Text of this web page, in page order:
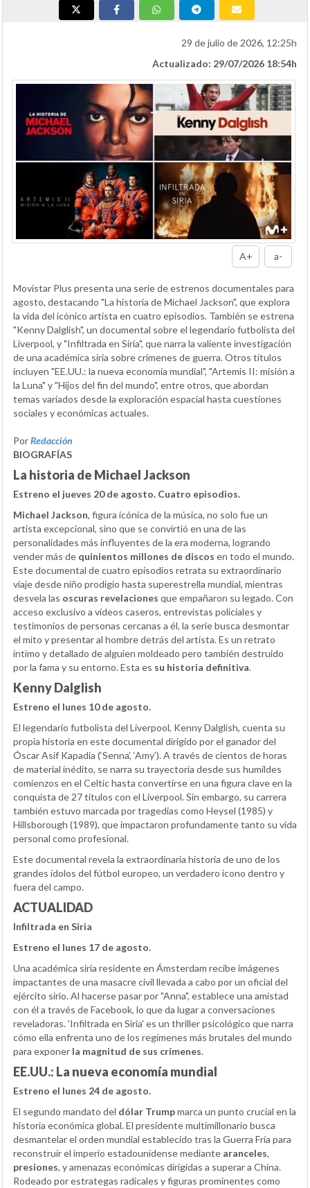
29 de julio de 2026, 12:25h
Actualizado: 29/07/2026 18:54h
A+ a-
Movistar Plus presenta una serie de estrenos documentales para
agosto, destacando "La historia de Michael Jackson", que explora
la vida del icónico artista en cuatro episodios. También se estrena
"Kenny Dalglish", un documental sobre el legendario futbolista del
Liverpool, y "Infiltrada en Siria", que narra la valiente investigación
de una académica siria sobre crímenes de guerra. Otros títulos
incluyen "EE.UU.: la nueva economía mundial", "Artemis II: misión a
la Luna" y "Hijos del fin del mundo", entre otros, que abordan
temas variados desde la exploración espacial hasta cuestiones
sociales y económicas actuales.
PorRedacción
BIOGRAFÍAS
La historia de Michael Jackson
Estreno el jueves 20 de agosto. Cuatro episodios.
Michael Jackson, figura icónica de la música, no solo fue un
artista excepcional, sino que se convirtió en una de las
personalidades más influyentes de la era moderna, logrando
vender más de quinientos millones de discos en todo el mundo.
Este documental de cuatro episodios retrata su extraordinario
viaje desde niño prodigio hasta superestrella mundial, mientras
desvela las oscuras revelaciones que empañaron su legado. Con
acceso exclusivo a vídeos caseros, entrevistas policiales y
testimonios de personas cercanas a él, la serie busca desmontar
el mito y presentar al hombre detrás del artista. Es un retrato
íntimo y detallado de alguien moldeado pero también destruido
por la fama y su entorno. Esta es su historia definitiva.
Kenny Dalglish
Estreno el lunes 10 de agosto.
El legendario futbolista del Liverpool, Kenny Dalglish, cuenta su
propia historia en este documental dirigido por el ganador del
Óscar Asif Kapadia (‘Senna’, ‘Amy’). A través de cientos de horas
de material inédito, se narra su trayectoria desde sus humildes
comienzos en el Celtic hasta convertirse en una figura clave en la
conquista de 27 títulos con el Liverpool. Sin embargo, su carrera
también estuvo marcada por tragedias como Heysel (1985) y
Hillsborough (1989), que impactaron profundamente tanto su vida
personal como profesional.
Este documental revela la extraordinaria historia de uno de los
grandes ídolos del fútbol europeo, un verdadero icono dentro y
fuera del campo.
ACTUALIDAD
Infiltrada en Siria
Estreno el lunes 17 de agosto.
Una académica siria residente en Ámsterdam recibe imágenes
impactantes de una masacre civil llevada a cabo por un oficial del
ejército sirio. Al hacerse pasar por "Anna", establece una amistad
con él a través de Facebook, lo que da lugar a conversaciones
reveladoras. 'Infiltrada en Siria' es un thriller psicológico que narra
cómo ella enfrenta uno de los regímenes más brutales del mundo
para exponer la magnitud de sus crímenes.
EE.UU.: La nueva economía mundial
Estreno el lunes 24 de agosto.
El segundo mandato del dólar Trumpmarca un punto crucial en la
historia económica global. El presidente multimillonario busca
desmantelar el orden mundial establecido tras la Guerra Fría para
reconstruir el imperio estadounidense mediante aranceles,
presiones, y amenazas económicas dirigidas a superar a China.
Rodeado por estrategas radicales y figuras prominentes como